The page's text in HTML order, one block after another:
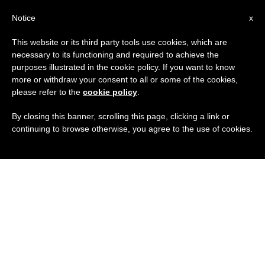
x
Notice
This website or its third party tools use cookies, which are
necessary to its functioning and required to achieve the
purposes illustrated in the cookie policy. If you want to know
more or withdraw your consent to all or some of the cookies,
please refer to the cookie policy
By closing this banner, scrolling this page, clicking a link or
continuing to browse otherwise, you agree to the use of cookies.